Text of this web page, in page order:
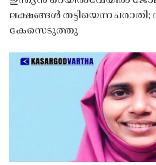
ലക്ഷങ്ങൾ തട്ടിയെന്ന
കേസെടുത്തു